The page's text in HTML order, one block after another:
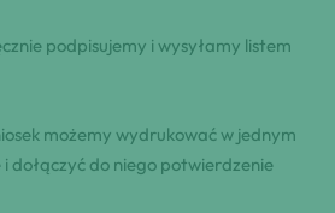
podpisujemy i wysyłamy listem
możemy wydrukować w jednym
dołączyć do niego potwierdzenie